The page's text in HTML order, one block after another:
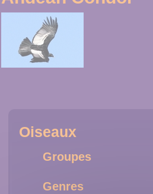
Oiseaux
Groupes
Genres